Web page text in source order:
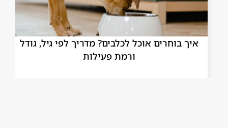
איך בוחרים אוכל לכלבים? מדריך לפי גיל, גודל
ורמת פעילות